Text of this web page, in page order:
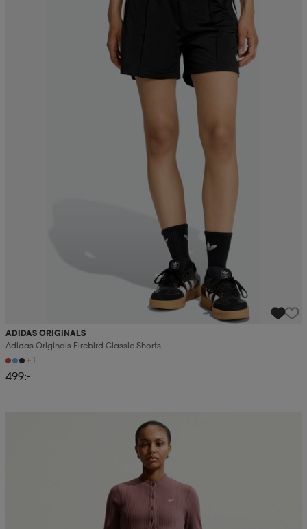
ADIDAS ORIGINALS
Adidas Originals Firebird Classic Shorts
+1
499:-